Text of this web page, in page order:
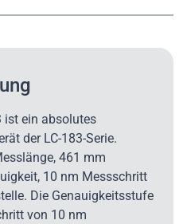
ist ein absolutes
der LC-183-Serie.
461 mm
10 nm Messschritt
Die Genauigkeitsstufe
von 10 nm